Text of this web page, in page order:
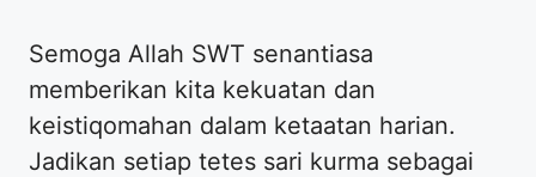
Semoga Allah SWT senantiasa
memberikan kita kekuatan dan
keistiqomahan dalam ketaatan harian.
Jadikan setiap tetes sari kurma sebagai